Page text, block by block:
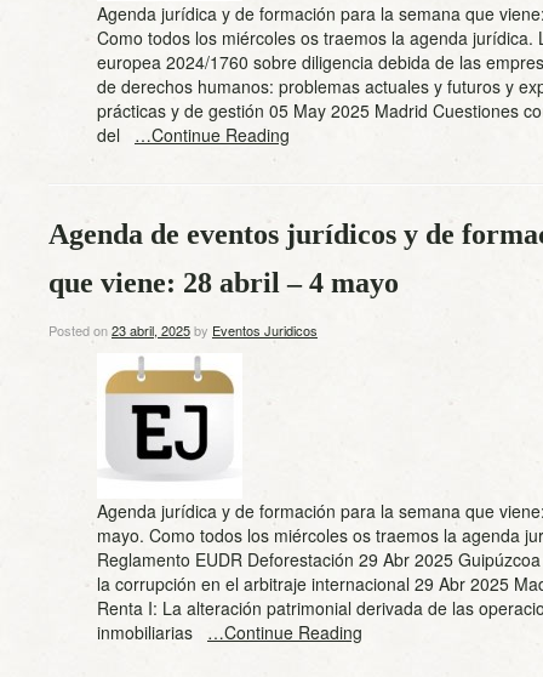
Agenda jurídica y de formación para la semana que
Como todos los miércoles os traemos la agenda jurídica.
europea 2024/1760 sobre diligencia debida de las
de derechos humanos: problemas actuales y futuros y
prácticas y de gestión 05 May 2025 Madrid Cuestiones
del …Continue Reading
Agenda de eventos jurídicos y de
que viene: 28 abril – 4 mayo
Posted on23 abril, 2025by Eventos Juridicos
Agenda jurídica y de formación para la semana que
mayo. Como todos los miércoles os traemos la agenda
Reglamento EUDR Deforestación 29 Abr 2025
la corrupción en el arbitraje internacional 29 Abr 2025
Renta I: La alteración patrimonial derivada de las
inmobiliarias …Continue Reading